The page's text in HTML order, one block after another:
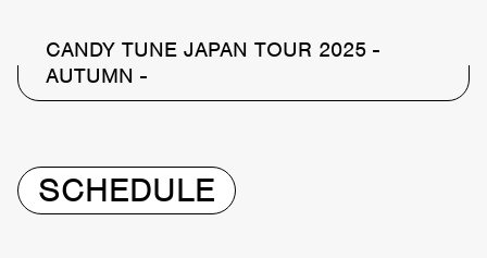
CANDY TUNE JAPAN TOUR 2025 -
AUTUMN -
SCHEDULE